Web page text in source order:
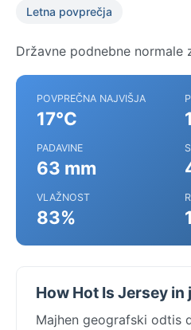
Letna povprečja
Državne podnebne normale
POVPREČNA NAJVIŠJA
17°C
PADAVINE
63 mm
VLAŽNOST
83%
How Hot Is Jersey in
Majhen geografski odtis